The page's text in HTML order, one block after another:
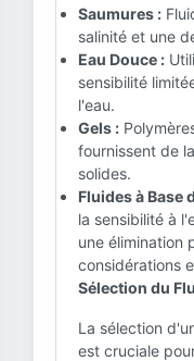
Saumures :
salinité et une
Eau Douce :
sensibilité
l'eau.
Gels :
fournissent de
solides.
Fluides à Base
la sensibilité à
une élimination
considérations
Sélection du
La sélection
est cruciale